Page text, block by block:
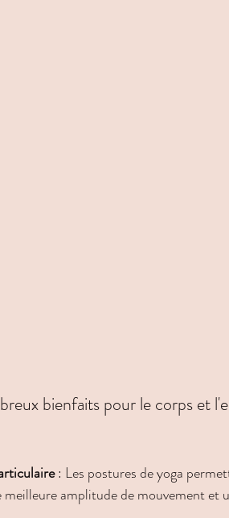
bienfaits pour le corps et
: Les postures de yoga
amplitude de mouvement et